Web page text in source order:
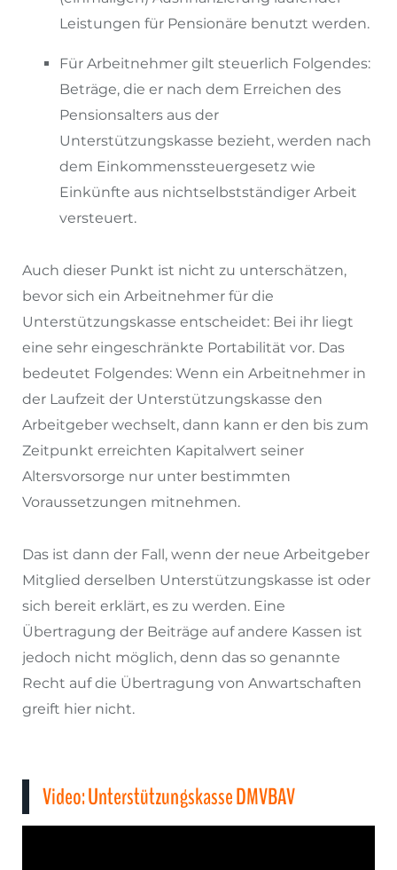
Leistungen für Pensionäre benutzt werden.
Für Arbeitnehmer gilt steuerlich Folgendes:
Beträge, die er nach dem Erreichen des
Pensionsalters aus der
Unterstützungskasse bezieht, werden nach
dem Einkommenssteuergesetz wie
Einkünfte aus nichtselbstständiger Arbeit
versteuert.
Auch dieser Punkt ist nicht zu unterschätzen,
bevor sich ein Arbeitnehmer für die
Unterstützungskasse entscheidet: Bei ihr liegt
eine sehr eingeschränkte Portabilität vor. Das
bedeutet Folgendes: Wenn ein Arbeitnehmer in
der Laufzeit der Unterstützungskasse den
Arbeitgeber wechselt, dann kann er den bis zum
Zeitpunkt erreichten Kapitalwert seiner
Altersvorsorge nur unter bestimmten
Voraussetzungen mitnehmen.
Das ist dann der Fall, wenn der neue Arbeitgeber
Mitglied derselben Unterstützungskasse ist oder
sich bereit erklärt, es zu werden. Eine
Übertragung der Beiträge auf andere Kassen ist
jedoch nicht möglich, denn das so genannte
Recht auf die Übertragung von Anwartschaften
greift hier nicht.
Video: Unterstützungskasse DMVBAV